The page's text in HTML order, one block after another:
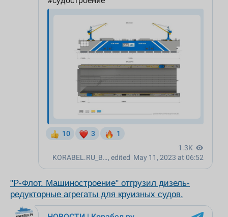
"Р-Флот. Машиностроение" отгрузил дизель-
редукторные агрегаты для круизных судов.